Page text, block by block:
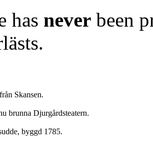
has never been
Skansen.
brunna Djurgårdsteatern.
byggd 1785.